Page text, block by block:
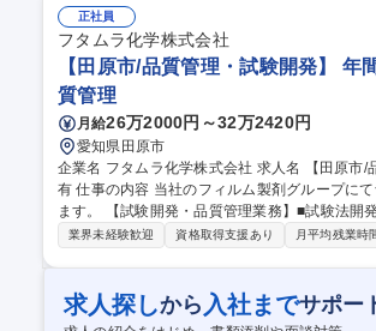
ダー】服装・髪型自由｜上場G企業で安定◎
正社員
フタムラ化学株式会社
【田原市/品質管理・試験開発】
質管理
月給26万2000円～32万2420円
愛知県田原市
企業名 フタムラ化学株式会社 求人名 【田原市/品質管理・試験開発】◆年間休日120日/低離職率/賞与6.8か月実績
有 仕事の内容 当社のフィルム製剤グループにて食品及び医薬品の製造業における品質管理業務をご担当いただき
ます。 【試験開発・品質管理業務】■試験法開発：問題・課題に対して (推定)原因に対する対策を実施するにあた
り、目的に沿った開発計画書や記録書の・報
の他】５S・安全パトロールなど割り振られた役割に
市/品質管理・試験開発】◆年間休日120日/低離
業界未経験歓迎 資格取得支援あり 月平均残業時
求人探しから 入社までサポー